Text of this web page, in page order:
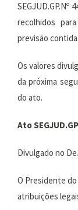
SEGJUD.GP.Nº
recolhidos
previsão contida
Os valores
da próxima
do ato.
Ato
Divulgado no
O Presidente
atribuições